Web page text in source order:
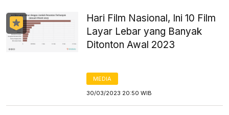
Hari Film Nasional, Ini 10 Film
Layar Lebar yang Banyak
Ditonton Awal 2023
MEDIA
30/03/2023 20:50 WIB